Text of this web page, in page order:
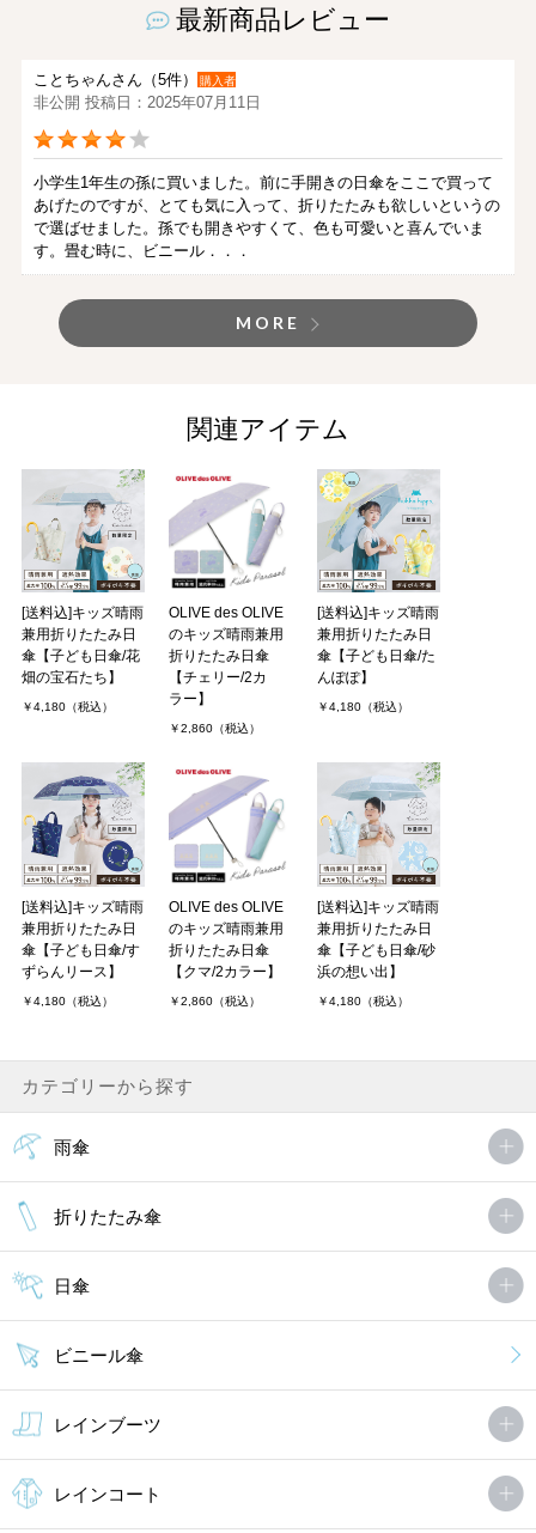
最新商品レビュー
ことちゃんさん（5件） 購入者
非公開 投稿日：2025年07月11日
小学生1年生の孫に買いました。前に手開きの日傘をここで買って
あげたのですが、とても気に入って、折りたたみも欲しいというの
で選ばせました。孫でも開きやすくて、色も可愛いと喜んでいま
す。畳む時に、ビニール．．．
MORE
関連アイテム
[送料込]キッズ晴雨
兼用折りたたみ日
傘【子ども日傘/花
畑の宝石たち】
￥4,180（税込）
OLIVE des OLIVE
のキッズ晴雨兼用
折りたたみ日傘
【チェリー/2カ
ラー】
￥2,860（税込）
[送料込]キッズ晴雨
兼用折りたたみ日
傘【子ども日傘/た
んぽぽ】
￥4,180（税込）
[送料込]キッズ晴雨
兼用折りたたみ日
傘【子ども日傘/す
ずらんリース】
￥4,180（税込）
OLIVE des OLIVE
のキッズ晴雨兼用
折りたたみ日傘
【クマ/2カラー】
￥2,860（税込）
[送料込]キッズ晴雨
兼用折りたたみ日
傘【子ども日傘/砂
浜の想い出】
￥4,180（税込）
カテゴリーから探す
雨傘
折りたたみ傘
日傘
ビニール傘
レインブーツ
レインコート